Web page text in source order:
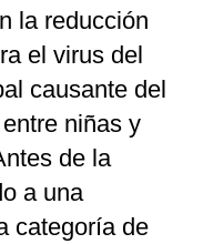
la reducción
el virus del
causante del
niñas y
de la
a una
categoría de